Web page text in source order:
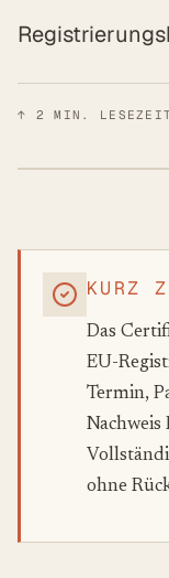
↑ 2 MIN.
KURZ
Das
EU-
Termin,
ohne